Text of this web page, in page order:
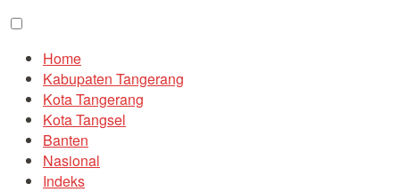
Home
Kabupaten Tangerang
Kota Tangerang
Kota Tangsel
Banten
Nasional
Indeks